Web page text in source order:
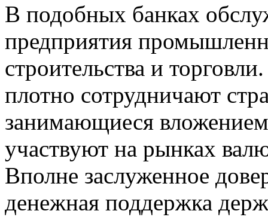
В подобных банках
предприятия
строительства и
плотно сотрудничают
занимающиеся
участвуют на рынках
Вполне заслуженное
денежная поддержка